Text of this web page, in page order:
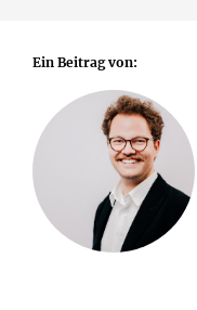
Ein Beitrag von: